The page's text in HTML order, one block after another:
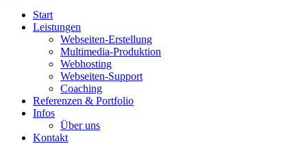
Start
Leistungen
Webseiten-Erstellung
Multimedia-Produktion
Webhosting
Webseiten-Support
Coaching
Referenzen & Portfolio
Infos
Über uns
Kontakt